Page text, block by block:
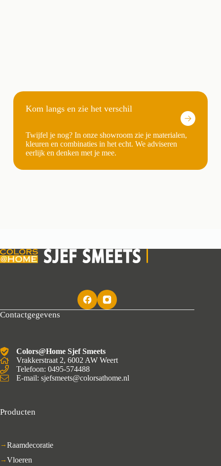
Kom langs en zie het verschil
Twijfel je nog? In onze showroom zie je materialen,
kleuren en combinaties in het echt. We adviseren
eerlijk en denken met je mee.
Contactgegevens
Colors@Home Sjef Smeets
Vrakkerstraat 2, 6002 AW Weert
Telefoon: 0495-574488
E-mail: sjefsmeets@colorsathome.nl
Producten
Raamdecoratie
Vloeren